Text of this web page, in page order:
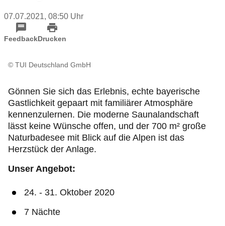
ADAC Filiale der Zukunft in Hannover
07.07.2021, 08:50 Uhr
FeedbackDrucken
© TUI Deutschland GmbH
Gönnen Sie sich das Erlebnis, echte bayerische
Gastlichkeit gepaart mit familiärer Atmosphäre
kennenzulernen. Die moderne Saunalandschaft
lässt keine Wünsche offen, und der 700 m² große
Naturbadesee mit Blick auf die Alpen ist das
Herzstück der Anlage.
Unser Angebot:
24. - 31. Oktober 2020
7 Nächte